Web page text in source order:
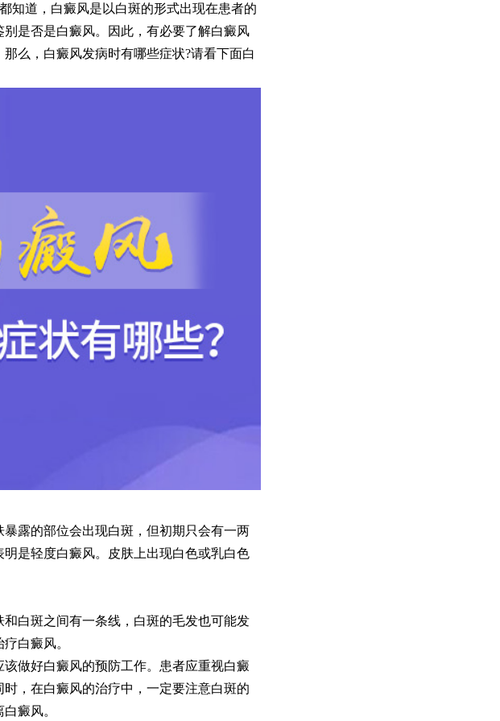
知道，白癜风是以白斑的形式出现在患者的
是否是白癜风。因此，有必要了解白癜风
么，白癜风发病时有哪些症状?请看下面白
露的部位会出现白斑，但初期只会有一两
是轻度白癜风。皮肤上出现白色或乳白色
白斑之间有一条线，白斑的毛发也可能发
白癜风。
做好白癜风的预防工作。患者应重视白癜
，在白癜风的治疗中，一定要注意白斑的
癜风。